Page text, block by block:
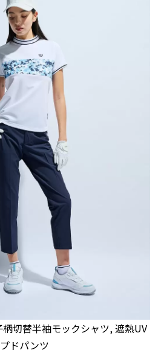
切替半袖モックシャツ, 遮熱UV
ドパンツ